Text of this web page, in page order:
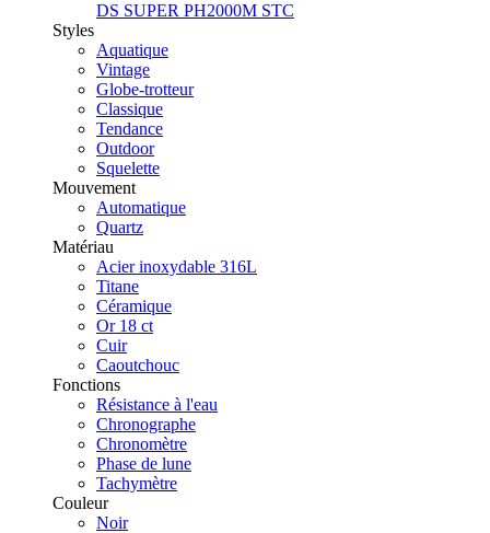
DS SUPER PH2000M STC
Styles
Aquatique
Vintage
Globe-trotteur
Classique
Tendance
Outdoor
Squelette
Mouvement
Automatique
Quartz
Matériau
Acier inoxydable 316L
Titane
Céramique
Or 18 ct
Cuir
Caoutchouc
Fonctions
Résistance à l'eau
Chronographe
Chronomètre
Phase de lune
Tachymètre
Couleur
Noir